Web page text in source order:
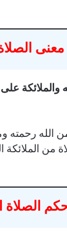
معنى
على
الله رحمته
من الملائكة
الصلاة